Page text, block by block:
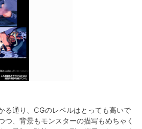
る通り、CGのレベルはとっても高いで
つ、背景もモンスターの描写もめちゃく